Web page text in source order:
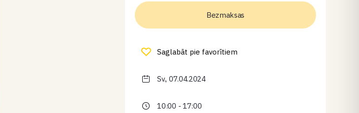
Bezmaksas
Saglabāt pie favorītiem
Sv., 07.04.2024
10:00 - 17:00